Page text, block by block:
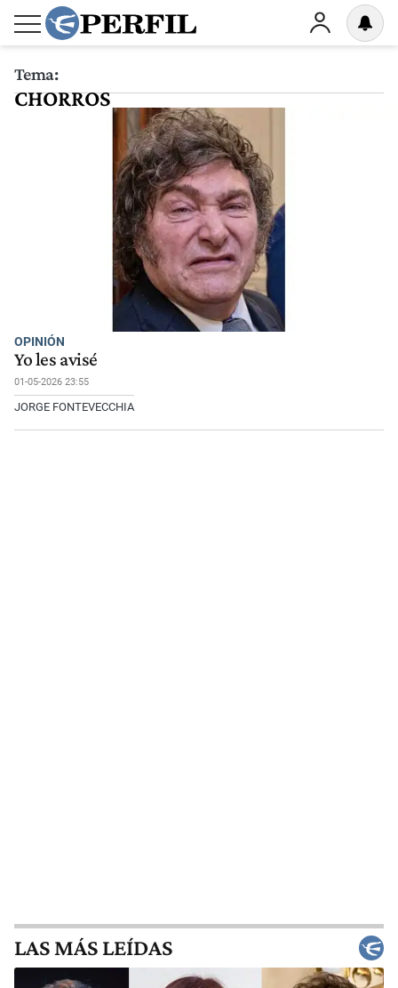
Tema:
CHORROS
OPINIÓN
Yo les avisé
01-05-2026 23:55
JORGE FONTEVECCHIA
LAS MÁS LEÍDAS